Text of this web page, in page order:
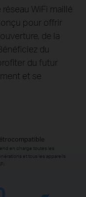
WiFi maillé
pour offrir
de la
du
du futur
et se
en charge toutes les
et tous les appareils